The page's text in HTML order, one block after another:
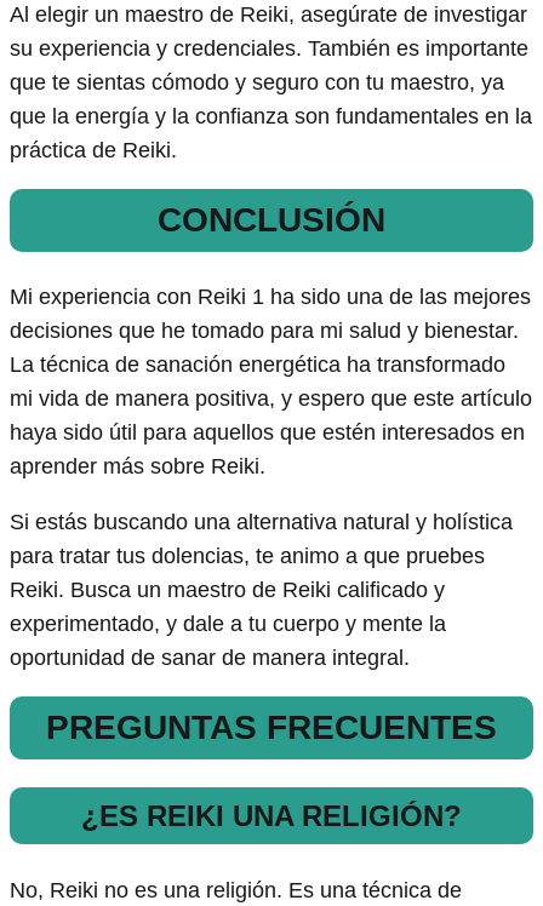
Al elegir un maestro de Reiki, asegúrate de investigar
su experiencia y credenciales. También es importante
que te sientas cómodo y seguro con tu maestro, ya
que la energía y la confianza son fundamentales en la
práctica de Reiki.
CONCLUSIÓN
Mi experiencia con Reiki 1 ha sido una de las mejores
decisiones que he tomado para mi salud y bienestar.
La técnica de sanación energética ha transformado
mi vida de manera positiva, y espero que este artículo
haya sido útil para aquellos que estén interesados en
aprender más sobre Reiki.
Si estás buscando una alternativa natural y holística
para tratar tus dolencias, te animo a que pruebes
Reiki. Busca un maestro de Reiki calificado y
experimentado, y dale a tu cuerpo y mente la
oportunidad de sanar de manera integral.
PREGUNTAS FRECUENTES
¿ES REIKI UNA RELIGIÓN?
No, Reiki no es una religión. Es una técnica de